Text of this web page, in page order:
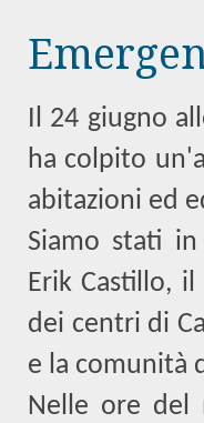
Il 24 giugno
ha colpito
abitazioni ed
Siamo stati
Erik Castillo,
dei centri di
e la comunità
Nelle ore del